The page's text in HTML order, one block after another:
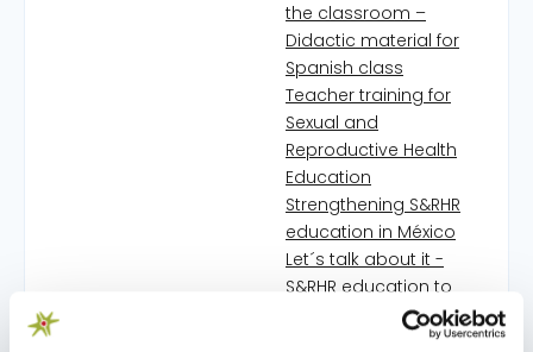
the classroom –
Didactic material for
Spanish class
Teacher training for
Sexual and
Reproductive Health
Education
Strengthening S&RHR
education in México
Let´s talk about it -
S&RHR education to
prevent sexual abuse in